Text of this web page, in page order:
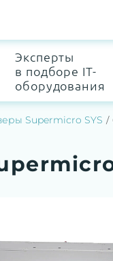
Эксперты
в подборе IT-
оборудования
Supermicro SYS